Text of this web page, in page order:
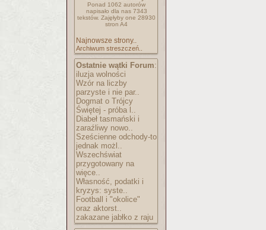
Ponad 1062 autorów
napisało dla nas 7343
tekstów. Zajęłyby one 28930
stron A4
Najnowsze strony..
Archiwum streszczeń..
Ostatnie wątki Forum:
iluzja wolności
Wzór na liczby
parzyste i nie par..
Dogmat o Trójcy
Świętej - próba l..
Diabeł tasmański i
zaraźliwy nowo..
Sześcienne odchody-to
jednak możl..
Wszechświat
przygotowany na
więce..
Własność, podatki i
kryzys: syste..
Football i "okolice"
oraz aktorst..
zakazane jabłko z raju